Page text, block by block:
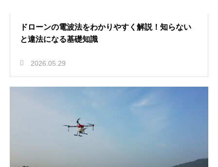
ドローンの電波法をわかりやすく解説！知らない
と違法になる基礎知識
2026.05.29